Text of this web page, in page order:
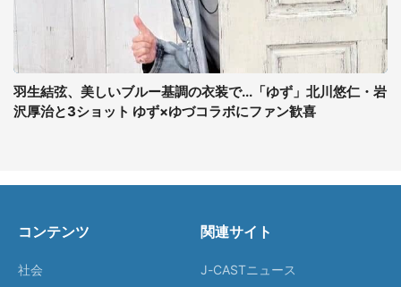
羽生結弦、美しいブルー基調の衣装で...「ゆず」北川悠仁・岩
沢厚治と3ショット ゆず×ゆづコラボにファン歓喜
コンテンツ
社会
関連サイト
J-CASTニュース